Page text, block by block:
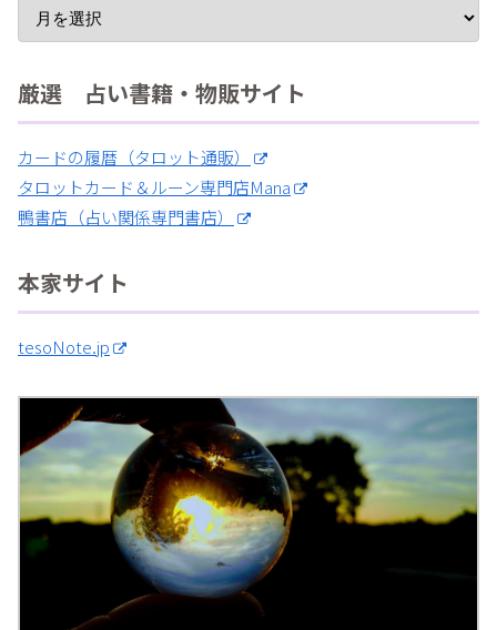
厳選 占い書籍・物販サイト
カードの履暦（タロット通販）
タロットカード＆ルーン専門店Mana
鴨書店（占い関係専門書店）
本家サイト
tesoNote.jp